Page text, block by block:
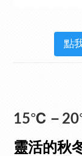
點
15℃－
靈活的秋